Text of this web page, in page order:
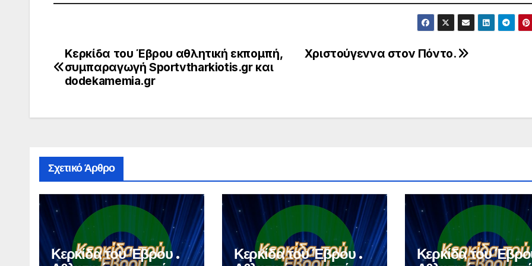
Πλοήγηση
άρθρων
Χριστούγεννα στον Πόντο.
Κερκίδα του Έβρου αθλητική εκπομπή,
συμπαραγωγή Sportvtharkiotis.gr και
dodekamemia.gr
Σχετικό Άρθρο
Κερκίδα του Έβρου .
Κερκίδα του Έβρου .
Κερκίδα του